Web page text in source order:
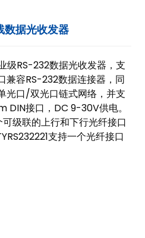
据光收发器
级RS-232数据光收发器，支
兼容RS-232数据连接器，同
光口/双光口链式网络，并支
DIN接口，DC 9-30V供电。
级联的上行和下行光纤接口
支持一个光纤接口